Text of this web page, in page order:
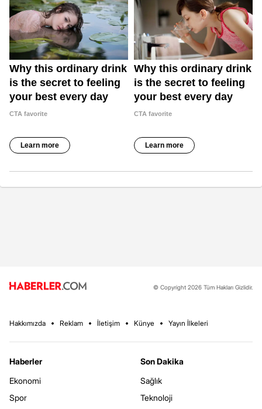
© Copyright 2026 Tüm Hakları Gizlidir.
Hakkımızda Reklam İletişim Künye Yayın İlkeleri
Haberler
Ekonomi
Spor
Son Dakika
Sağlık
Teknoloji